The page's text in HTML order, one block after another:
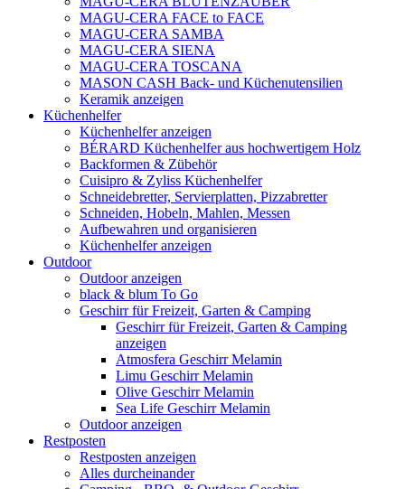
MAGU-CERA FACE to FACE
MAGU-CERA SAMBA
MAGU-CERA SIENA
MAGU-CERA TOSCANA
MASON CASH Back- und Küchenutensilien
Keramik anzeigen
Küchenhelfer
Küchenhelfer anzeigen
BÉRARD Küchenhelfer aus hochwertigem Holz
Backformen & Zübehör
Cuisipro & Zyliss Küchenhelfer
Schneidebretter, Servierplatten, Pizzabretter
Schneiden, Hobeln, Mahlen, Messen
Aufbewahren und organisieren
Küchenhelfer anzeigen
Outdoor
Outdoor anzeigen
black & blum To Go
Geschirr für Freizeit, Garten & Camping
Geschirr für Freizeit, Garten & Camping
anzeigen
Atmosfera Geschirr Melamin
Limu Geschirr Melamin
Olive Geschirr Melamin
Sea Life Geschirr Melamin
Outdoor anzeigen
Restposten
Restposten anzeigen
Alles durcheinander